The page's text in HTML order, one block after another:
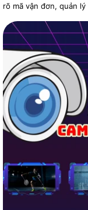
rõ mã vận đơn, quản